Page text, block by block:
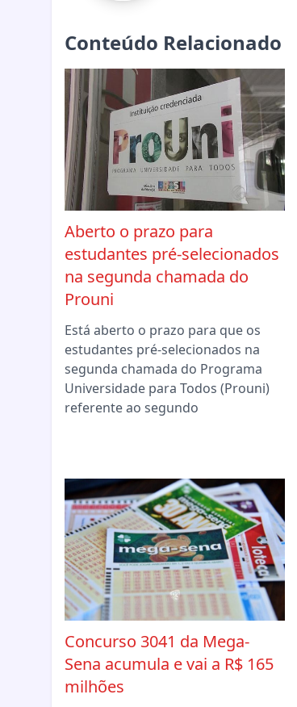
Conteúdo Relacionado
Aberto o prazo para
estudantes pré-selecionados
na segunda chamada do
Prouni
Está aberto o prazo para que os
estudantes pré-selecionados na
segunda chamada do Programa
Universidade para Todos (Prouni)
referente ao segundo
Concurso 3041 da Mega-
Sena acumula e vai a R$ 165
milhões